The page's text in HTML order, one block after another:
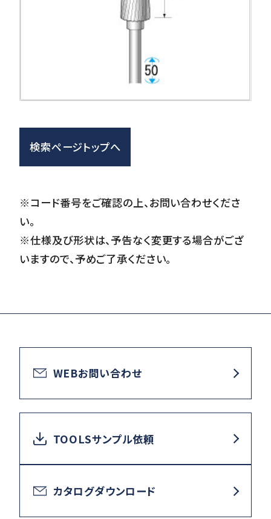
検索ページトップへ
※コード番号をご確認の上、お問い合わせくださ
い。
※仕様及び形状は、予告なく変更する場合がござ
いますので、予めご了承ください。
WEBお問い合わせ
TOOLSサンプル依頼
カタログダウンロード